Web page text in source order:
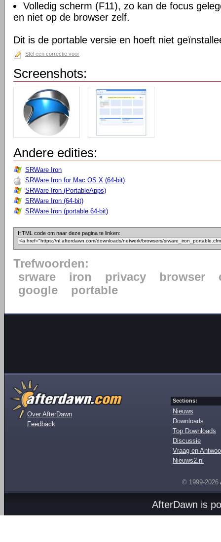
Volledig scherm (F11), zo kan de focus
en niet op de browser zelf.
Dit is de portable versie en hoeft niet
Stel een correctie voor
Screenshots:
Andere edities:
SRWare Iron
SRWare Iron for Mac OS X (64-bit)
SRWare Iron (PortableApps)
SRWare Iron (64-bit)
SRWare Iron (portable 64-bit)
HTML code om naar deze pagina te linken:
Trefwoorden:
srware
iron privacy browser
google
portable
Over AfterDawn
Feedback
Sections:
Nieuws
Downloads
Top Downloads
Discussie
Vraag en
Nieuws2.nl
© 1999-2026
AfterDawn is